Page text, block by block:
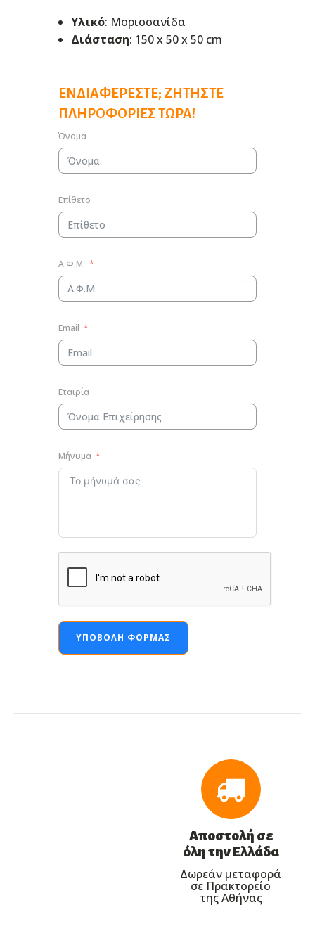
Υλικό: Μοριοσανίδα
Διάσταση: 150 x 50 x 50 cm
ΕΝΔΙΑΦΈΡΕΣΤΕ; ΖΗΤΉΣΤΕ
ΠΛΗΡΟΦΟΡΊΕΣ ΤΏΡΑ!
Όνομα
Επίθετο
Α.Φ.Μ.
Email
Εταιρία
Μήνυμα
ΥΠΟΒΟΛΉ ΦΌΡΜΑΣ
Αποστολή σε
όλη την Ελλάδα
Δωρεάν μεταφορά
σε Πρακτορείο
της Αθήνας